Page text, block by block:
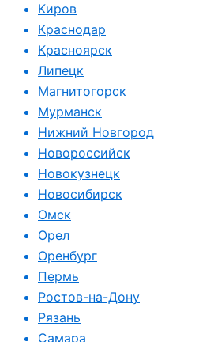
Киров
Краснодар
Красноярск
Липецк
Магнитогорск
Мурманск
Нижний Новгород
Новороссийск
Новокузнецк
Новосибирск
Омск
Орел
Оренбург
Пермь
Ростов-на-Дону
Рязань
Самара